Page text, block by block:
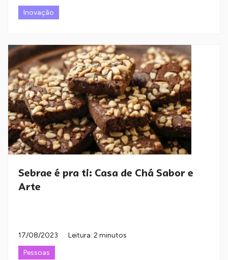
Inovação
Sebrae é pra ti: Casa de Chá Sabor e
Arte
17/08/2023
Leitura: 2 minutos
Pessoas